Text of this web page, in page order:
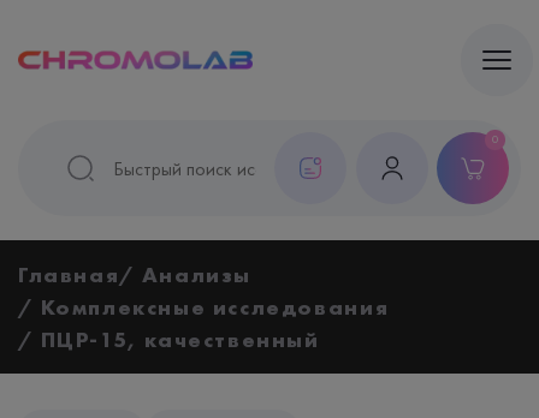
0
Главная
Анализы
Комплексные исследования
ПЦР-15, качественный